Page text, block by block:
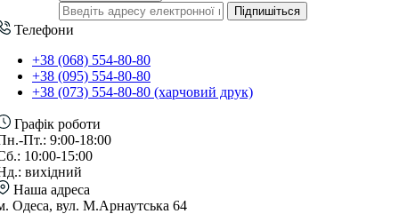
Підпишіться
Телефони
+38 (068) 554-80-80
+38 (095) 554-80-80
+38 (073) 554-80-80 (харчовий друк)
Графік роботи
Пт.: 9:00-18:00
10:00-15:00
вихідний
Наша адреса
Одеса, вул. М.Арнаутська 64